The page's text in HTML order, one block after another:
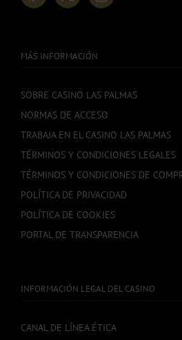
MÁS INFORMACIÓN
SOBRE CASINO LAS PALMAS
NORMAS DE ACCESO
TRABAJA EN EL CASINO LAS PALMAS
TÉRMINOS Y CONDICIONES LEGALES
TÉRMINOS Y CONDICIONES DE
POLÍTICA DE PRIVACIDAD
POLÍTICA DE COOKIES
PORTAL DE TRANSPARENCIA
INFORMACIÓN LEGAL DEL CASINO
CANAL DE LÍNEA ÉTICA